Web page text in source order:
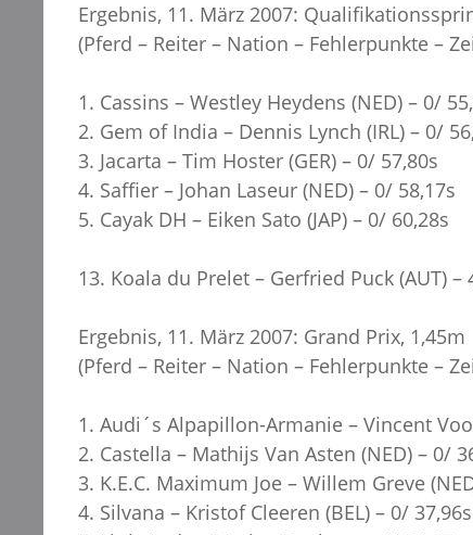
Ergebnis, 11. März 2007:
(Pferd – Reiter – Nation – Fehlerpunkte –
1. Cassins – Westley Heydens (NED) – 0/
2. Gem of India – Dennis Lynch (IRL) – 0/
3. Jacarta – Tim Hoster (GER) – 0/ 57,80s
4. Saffier – Johan Laseur (NED) – 0/ 58,17s
5. Cayak DH – Eiken Sato (JAP) – 0/ 60,28s
13. Koala du Prelet – Gerfried Puck (AUT) –
Ergebnis, 11. März 2007: Grand Prix, 1,45m
(Pferd – Reiter – Nation – Fehlerpunkte –
1. Audi´s Alpapillon-Armanie – Vincent
2. Castella – Mathijs Van Asten (NED) – 0/
3. K.E.C. Maximum Joe – Willem Greve
4. Silvana – Kristof Cleeren (BEL) – 0/ 37,96s